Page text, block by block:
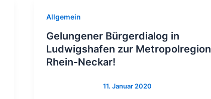
Allgemein
Gelungener Bürgerdialog in
Ludwigshafen zur Metropolregion
Rhein-Neckar!